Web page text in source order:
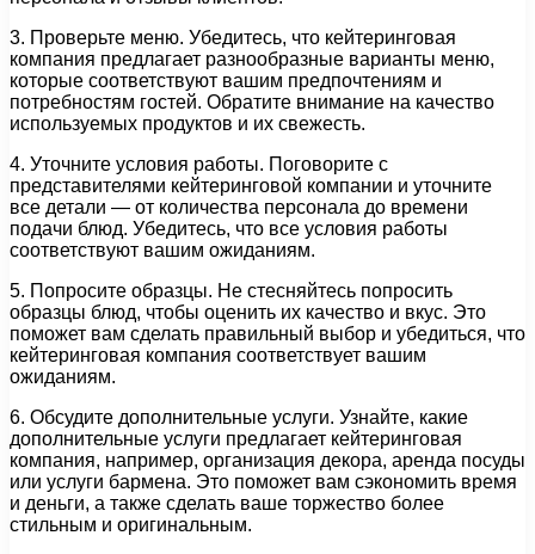
3. Проверьте меню. Убедитесь, что кейтеринговая
компания предлагает разнообразные варианты меню,
которые соответствуют вашим предпочтениям и
потребностям гостей. Обратите внимание на качество
используемых продуктов и их свежесть.
4. Уточните условия работы. Поговорите с
представителями кейтеринговой компании и уточните
все детали — от количества персонала до времени
подачи блюд. Убедитесь, что все условия работы
соответствуют вашим ожиданиям.
5. Попросите образцы. Не стесняйтесь попросить
образцы блюд, чтобы оценить их качество и вкус. Это
поможет вам сделать правильный выбор и убедиться, что
кейтеринговая компания соответствует вашим
ожиданиям.
6. Обсудите дополнительные услуги. Узнайте, какие
дополнительные услуги предлагает кейтеринговая
компания, например, организация декора, аренда посуды
или услуги бармена. Это поможет вам сэкономить время
и деньги, а также сделать ваше торжество более
стильным и оригинальным.